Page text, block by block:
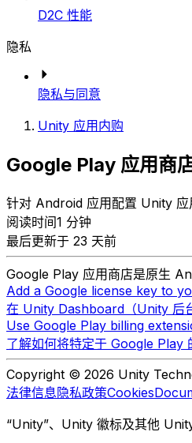
D2C 性能
隐私
隐私与同意
Unity 应用内购
Google Play 应用商
针对 Android 应用配置 Unity
阅读时间1 分钟
最后更新于 23 天前
Google Play 应用商店是原生
Add a Google license key to
在 Unity Dashboard（Unity 后
Use Google Play billing
了解如何将特定于 Google Play
Copyright © 2026 Unity
法律信息隐私政策Cookies
“Unity”、Unity 徽标及其他